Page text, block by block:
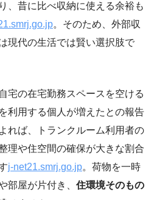
、昔に比べ収納に使える余裕も
。そのため、外部収
現代の生活では賢い選択肢で
宅の在宅勤務スペースを空ける
利用する個人が増えたとの報告
れば、トランクルーム利用者の
理や住空間の確保が大きな割合
j-net21.smrj.go.jp。荷物を一時
部屋が片付き、 住環境そのもの